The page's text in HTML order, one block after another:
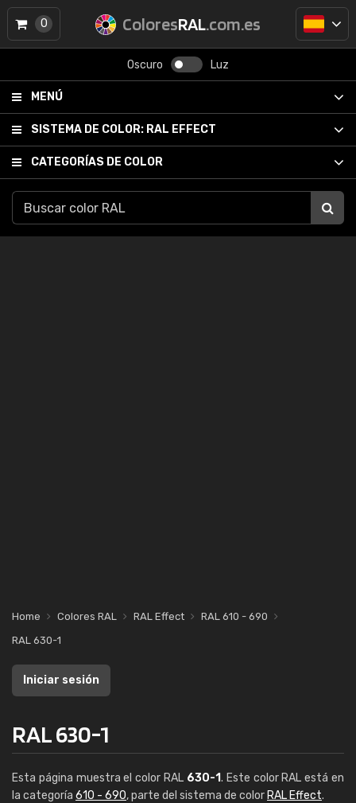
ColoresRAL.com.es
Oscuro Luz
MENÚ
SISTEMA DE COLOR: RAL EFFECT
CATEGORÍAS DE COLOR
0
Home Colores RAL RAL Effect
RAL 610 - 690
RAL 630-1
Iniciar sesión
RAL 630-1
Esta página muestra el color RAL 630-1. Este color RAL está en
la categoría 610 - 690, parte del sistema de color RAL Effect.